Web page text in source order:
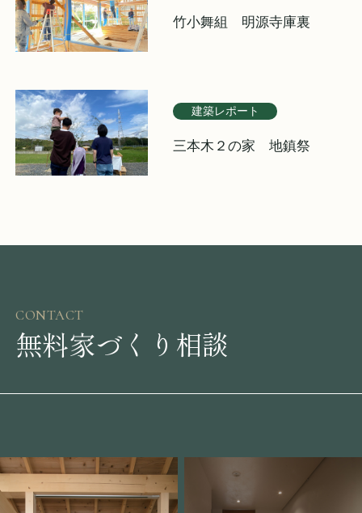
竹小舞組 明源寺庫裏
建築レポート
三本木２の家 地鎮祭
CONTACT
無料家づくり相談